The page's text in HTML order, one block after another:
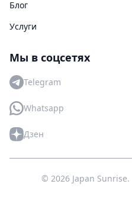
Блог
Услуги
Мы в соцсетях
Telegram
Whatsapp
Дзен
© 2026 Japan